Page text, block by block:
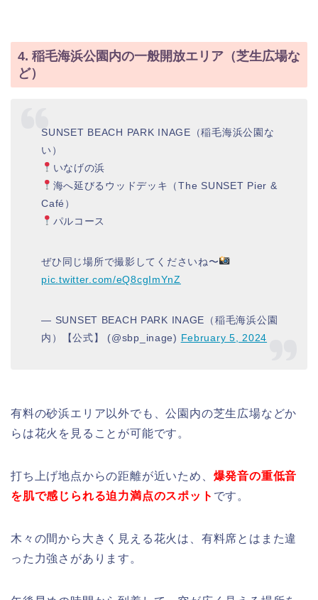
4. 稲毛海浜公園内の一般開放エリア（芝生広場な
ど）
SUNSET BEACH PARK INAGE（稲毛海浜公園な
い）
いなげの浜
海へ延びるウッドデッキ（The SUNSET Pier &
Café）
パルコース
ぜひ同じ場所で撮影してくださいね〜
pic.twitter.com/eQ8cgImYnZ
— SUNSET BEACH PARK INAGE（稲毛海浜公園
内）【公式】 (@sbp_inage) February 5, 2024
有料の砂浜エリア以外でも、公園内の芝生広場などか
らは花火を見ることが可能です。
打ち上げ地点からの距離が近いため、 爆発音の重低音
を肌で感じられる迫力満点のスポット です。
木々の間から大きく見える花火は、有料席とはまた違
った力強さがあります。